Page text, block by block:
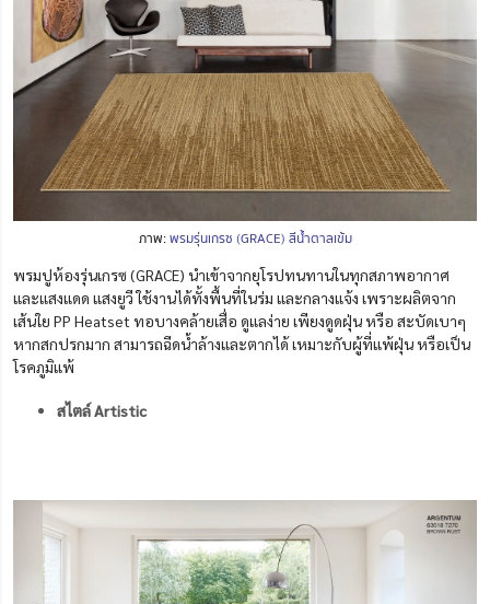
ภาพ:พรมรุ่นเกรซ (GRACE) สีน้ำตาลเข้ม
พรมปูห้องรุ่นเกรซ (GRACE) นำเข้าจากยุโรปทนทานในทุกสภาพอากาศ
และแสงแดด แสงยูวี ใช้งานได้ทั้งพื้นที่ในร่ม และกลางแจ้ง เพราะผลิตจาก
เส้นใย PP Heatset ทอบางคล้ายเสื่อ ดูแลง่าย เพียงดูดฝุ่น หรือ สะบัดเบาๆ
หากสกปรกมาก สามารถฉีดน้ำล้างและตากได้ เหมาะกับผู้ที่แพ้ฝุ่น หรือเป็น
โรคภูมิแพ้
สไตล์ Artistic